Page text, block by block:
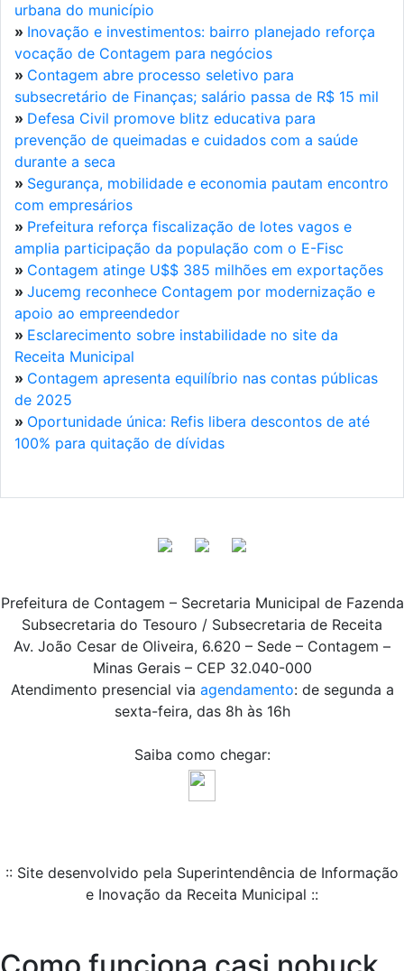
urbana do município
» Inovação e investimentos: bairro planejado reforça
vocação de Contagem para negócios
» Contagem abre processo seletivo para
subsecretário de Finanças; salário passa de R$ 15 mil
» Defesa Civil promove blitz educativa para
prevenção de queimadas e cuidados com a saúde
durante a seca
» Segurança, mobilidade e economia pautam encontro
com empresários
» Prefeitura reforça fiscalização de lotes vagos e
amplia participação da população com o E-Fisc
» Contagem atinge U$$ 385 milhões em exportações
» Jucemg reconhece Contagem por modernização e
apoio ao empreendedor
» Esclarecimento sobre instabilidade no site da
Receita Municipal
» Contagem apresenta equilíbrio nas contas públicas
de 2025
» Oportunidade única: Refis libera descontos de até
100% para quitação de dívidas
Prefeitura de Contagem – Secretaria Municipal de Fazenda
Subsecretaria do Tesouro / Subsecretaria de Receita
Av. João Cesar de Oliveira, 6.620 – Sede – Contagem –
Minas Gerais – CEP 32.040-000
Atendimento presencial via agendamento: de segunda a
sexta-feira, das 8h às 16h
Saiba como chegar:
:: Site desenvolvido pela Superintendência de Informação
e Inovação da Receita Municipal ::